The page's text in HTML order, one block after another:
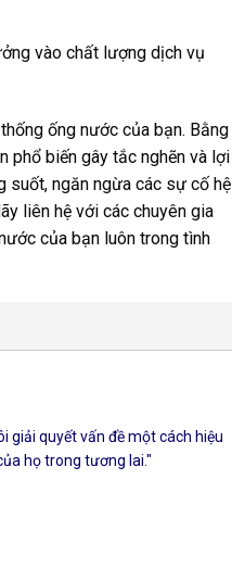
vào chất lượng dịch vụ
ống nước của bạn. Bằng
phổ biến gây tắc nghẽn và lợi
suốt, ngăn ngừa các sự cố hệ
liên hệ với các chuyên gia
của bạn luôn trong tình
giải quyết vấn đề một cách hiệu
họ trong tương lai."